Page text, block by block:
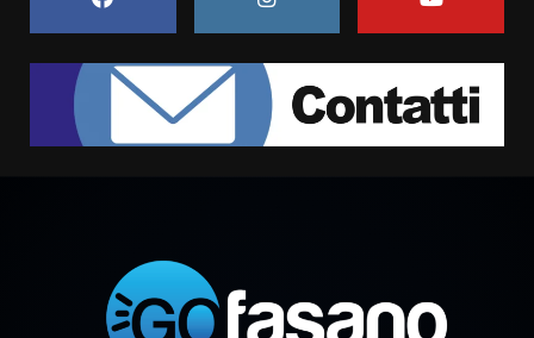
1
Serie D, l’Us Fasano non molla e
conferma di voler ricorrere per
ottenere l’iscrizione
8 Agosto 2026 19:55
Savelletri
8 Agosto 2026 11:00